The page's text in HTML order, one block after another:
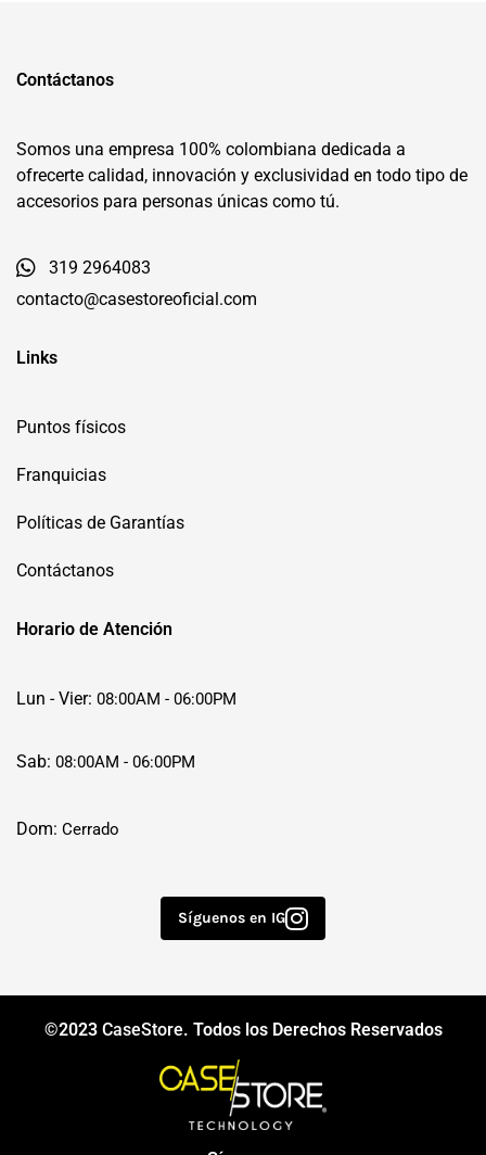
Contáctanos
Somos una empresa 100% colombiana dedicada a
ofrecerte calidad, innovación y exclusividad en todo tipo de
accesorios para personas únicas como tú.
319 2964083
contacto@casestoreoficial.com
Links
Puntos físicos
Franquicias
Políticas de Garantías
Contáctanos
Horario de Atención
Lun - Vier: 08:00AM - 06:00PM
Sab: 08:00AM - 06:00PM
Dom: Cerrado
Síguenos en IG
©2023 CaseStore. Todos los Derechos Reservados